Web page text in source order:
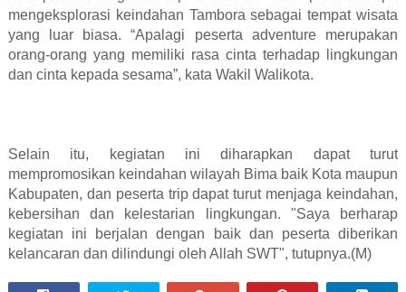
mengeksplorasi keindahan Tambora sebagai tempat wisata
yang luar biasa. “Apalagi peserta adventure merupakan
orang-orang yang memiliki rasa cinta terhadap lingkungan
dan cinta kepada sesama”, kata Wakil Walikota.
Selain itu, kegiatan ini diharapkan dapat turut
mempromosikan keindahan wilayah Bima baik Kota maupun
Kabupaten, dan peserta trip dapat turut menjaga keindahan,
kebersihan dan kelestarian lingkungan. "Saya berharap
kegiatan ini berjalan dengan baik dan peserta diberikan
kelancaran dan dilindungi oleh Allah SWT", tutupnya.(M)